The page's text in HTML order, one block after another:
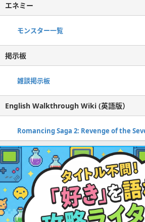
エネミー
モンスター一覧
掲示板
雑談掲示板
English Walkthrough Wiki (英語版）
Romancing Saga 2: Revenge of the